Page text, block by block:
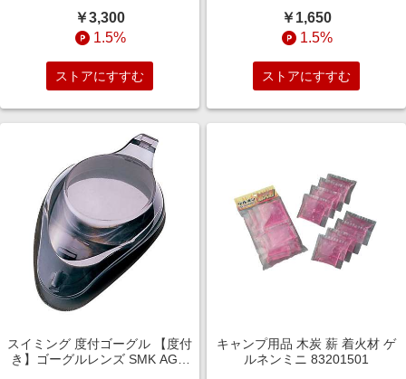
￥3,300
1.5%
ストアにすすむ
￥1,650
1.5%
ストアにすすむ
スイミング 度付ゴーグル 【度付
き】ゴーグルレンズ SMK AGL-
キャンプ用品 木炭 薪 着火材 ゲ
ルネンミニ 83201501